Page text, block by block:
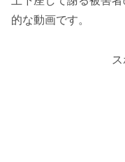
的な動画です。